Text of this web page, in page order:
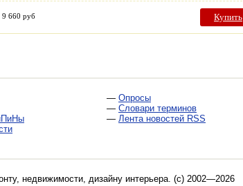
9 660 руб Купить
— Опросы
— Словари терминов
— Лента новостей RSS
недвижимости, дизайну интерьера. (c) 2002—2026